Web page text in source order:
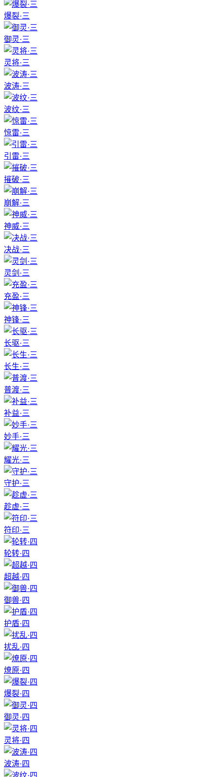
爆裂·三
御灵·三
灵将·三
波涛·三
波纹·三
惊雷·三
引雷·三
摧破·三
崩解·三
神威·三
决战·三
灵剑·三
充盈·三
神锋·三
长驱·三
长生·三
普渡·三
补益·三
妙手·三
耀光·三
守护·三
趁虚·三
符印·三
轮转·四
超越·四
御兽·四
护盾·四
扰乱·四
燎原·四
爆裂·四
御灵·四
灵将·四
波涛·四